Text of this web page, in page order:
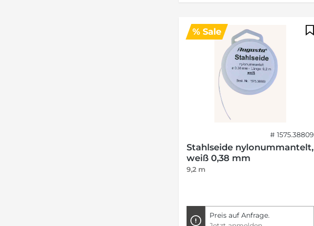
% Sale
# 1575.38809
Stahlseide nylonummantelt,
weiß 0,38 mm
9,2 m
Preis auf Anfrage.